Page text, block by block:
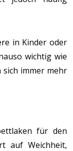
in Kinder oder
wichtig wie
sich immer mehr
für den
auf Weichheit,